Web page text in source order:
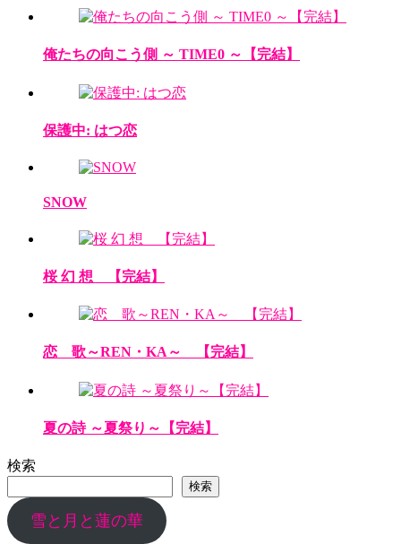
俺たちの向こう側 ～ TIME0 ～【完結】
保護中: はつ恋
SNOW
桜 幻 想 【完結】
恋 歌～REN・KA～ 【完結】
夏の詩 ～夏祭り～【完結】
検索
検索
雪と月と蓮の華